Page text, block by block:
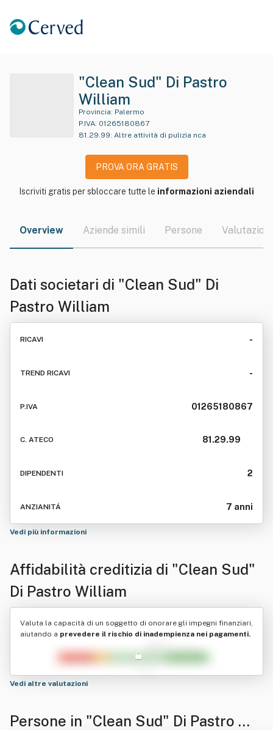
"Clean Sud" Di Pastro
William
Provincia: Palermo
P.IVA: 01265180867
81.29.99: Altre attività di pulizia nca
PROVA ORA GRATIS
Iscriviti gratis per sbloccare tutte le informazioni aziendali
Overview Aziende simili Persone Valutazioni
Dati societari di "Clean Sud" Di
Pastro William
RICAVI -
TREND RICAVI -
P.IVA 01265180867
C. ATECO 81.29.99
DIPENDENTI 2
ANZIANITÁ 7 anni
Vedi più informazioni
Affidabilità creditizia di "Clean Sud"
Di Pastro William
Valuta la capacità di un soggetto di onorare gli impegni finanziari,
aiutando a prevedere il rischio di inadempienza nei pagamenti.
Vedi altre valutazioni
Persone in "Clean Sud" Di Pastro Wil